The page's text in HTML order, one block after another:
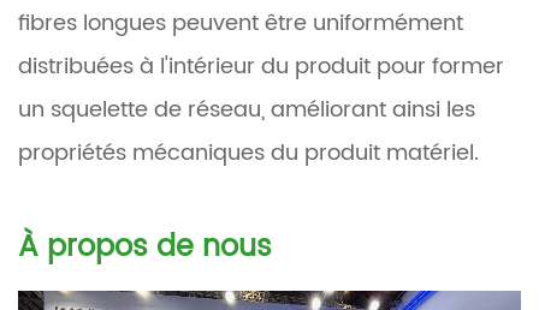
fibres longues peuvent être uniformément
distribuées à l'intérieur du produit pour former
un squelette de réseau, améliorant ainsi les
propriétés mécaniques du produit matériel.
À propos de nous